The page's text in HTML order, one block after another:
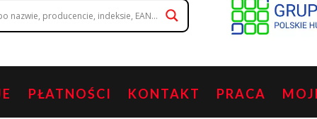
PŁATNOŚCI KONTAKT PRACA